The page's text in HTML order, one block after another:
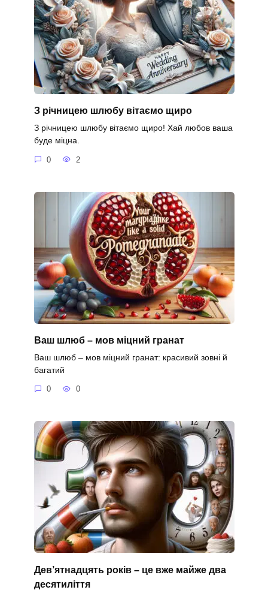
З річницею шлюбу вітаємо щиро
З річницею шлюбу вітаємо щиро! Хай любов ваша
буде міцна.
0 2
Ваш шлюб – мов міцний гранат
Ваш шлюб – мов міцний гранат: красивий зовні й
багатий
0 0
Дев’ятнадцять років – це вже майже два
десятиліття